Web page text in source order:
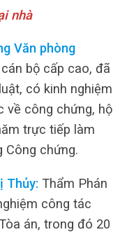
nhà
Văn phòng
bộ cấp cao, đã
có kinh nghiệm
về công chứng, hộ
trực tiếp làm
Công chứng.
Thủy: Thẩm Phán
công tác
án, trong đó 20